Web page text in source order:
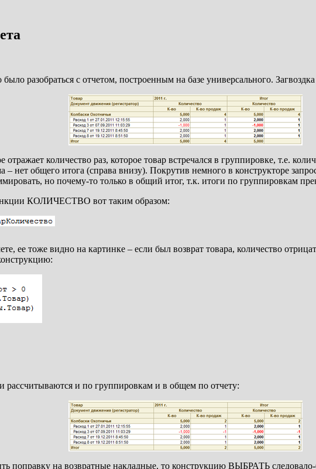
разобраться с отчетом, построенным на базе универсального.
количество раз, которое товар встречался в группировке, т.е.
нет общего итога (справа внизу). Покрутив немного в конструкторе
но почему-то только в общий итог, т.к. итоги по группировкам
КОЛИЧЕСТВО вот таким образом:
ее тоже видно на картинке – если был возврат товара, количество
рассчитываются и по группировкам и в общем по отчету:
поправку на возвратные накладные, то конструкцию ВЫБРАТЬ